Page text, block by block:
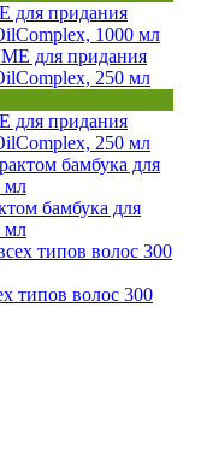
для придания
1000 мл
для придания
250 мл
бамбука для
мл
типов волос 300